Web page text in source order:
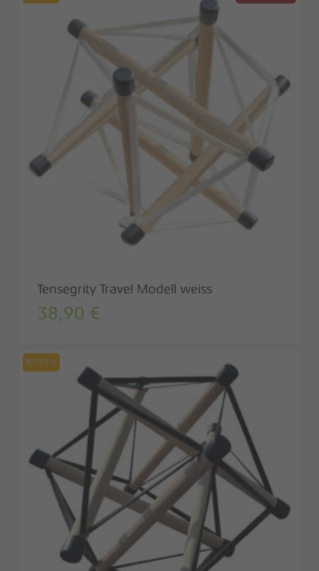
Tensegrity Travel Modell weiss
38,90 €
810-5-s